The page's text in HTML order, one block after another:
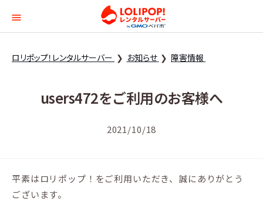
ロリポップ！レンタル
ロリポップ！レンタルサーバー お知らせ 障害情報
users472をご利用のお客様へ
2021/10/18
平素はロリポップ！をご利用いただき、誠にありがとう
ございます。